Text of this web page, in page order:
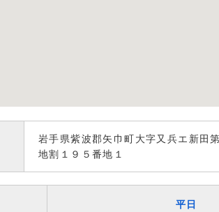
岩手県紫波郡矢巾町大字又兵エ新田
地割１９５番地１
平日